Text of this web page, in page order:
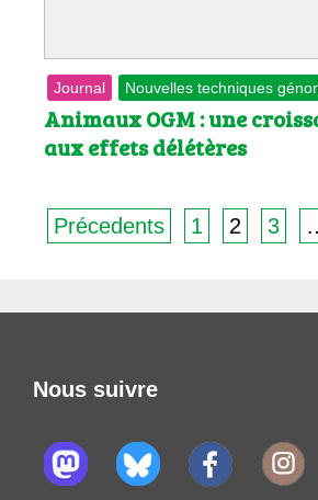
Journal Nouvelles techniques
Animaux OGM : une
aux effets délétères
Précedents 1 2 3
Nous suivre